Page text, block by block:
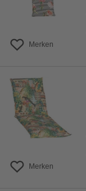
Merken
Merken